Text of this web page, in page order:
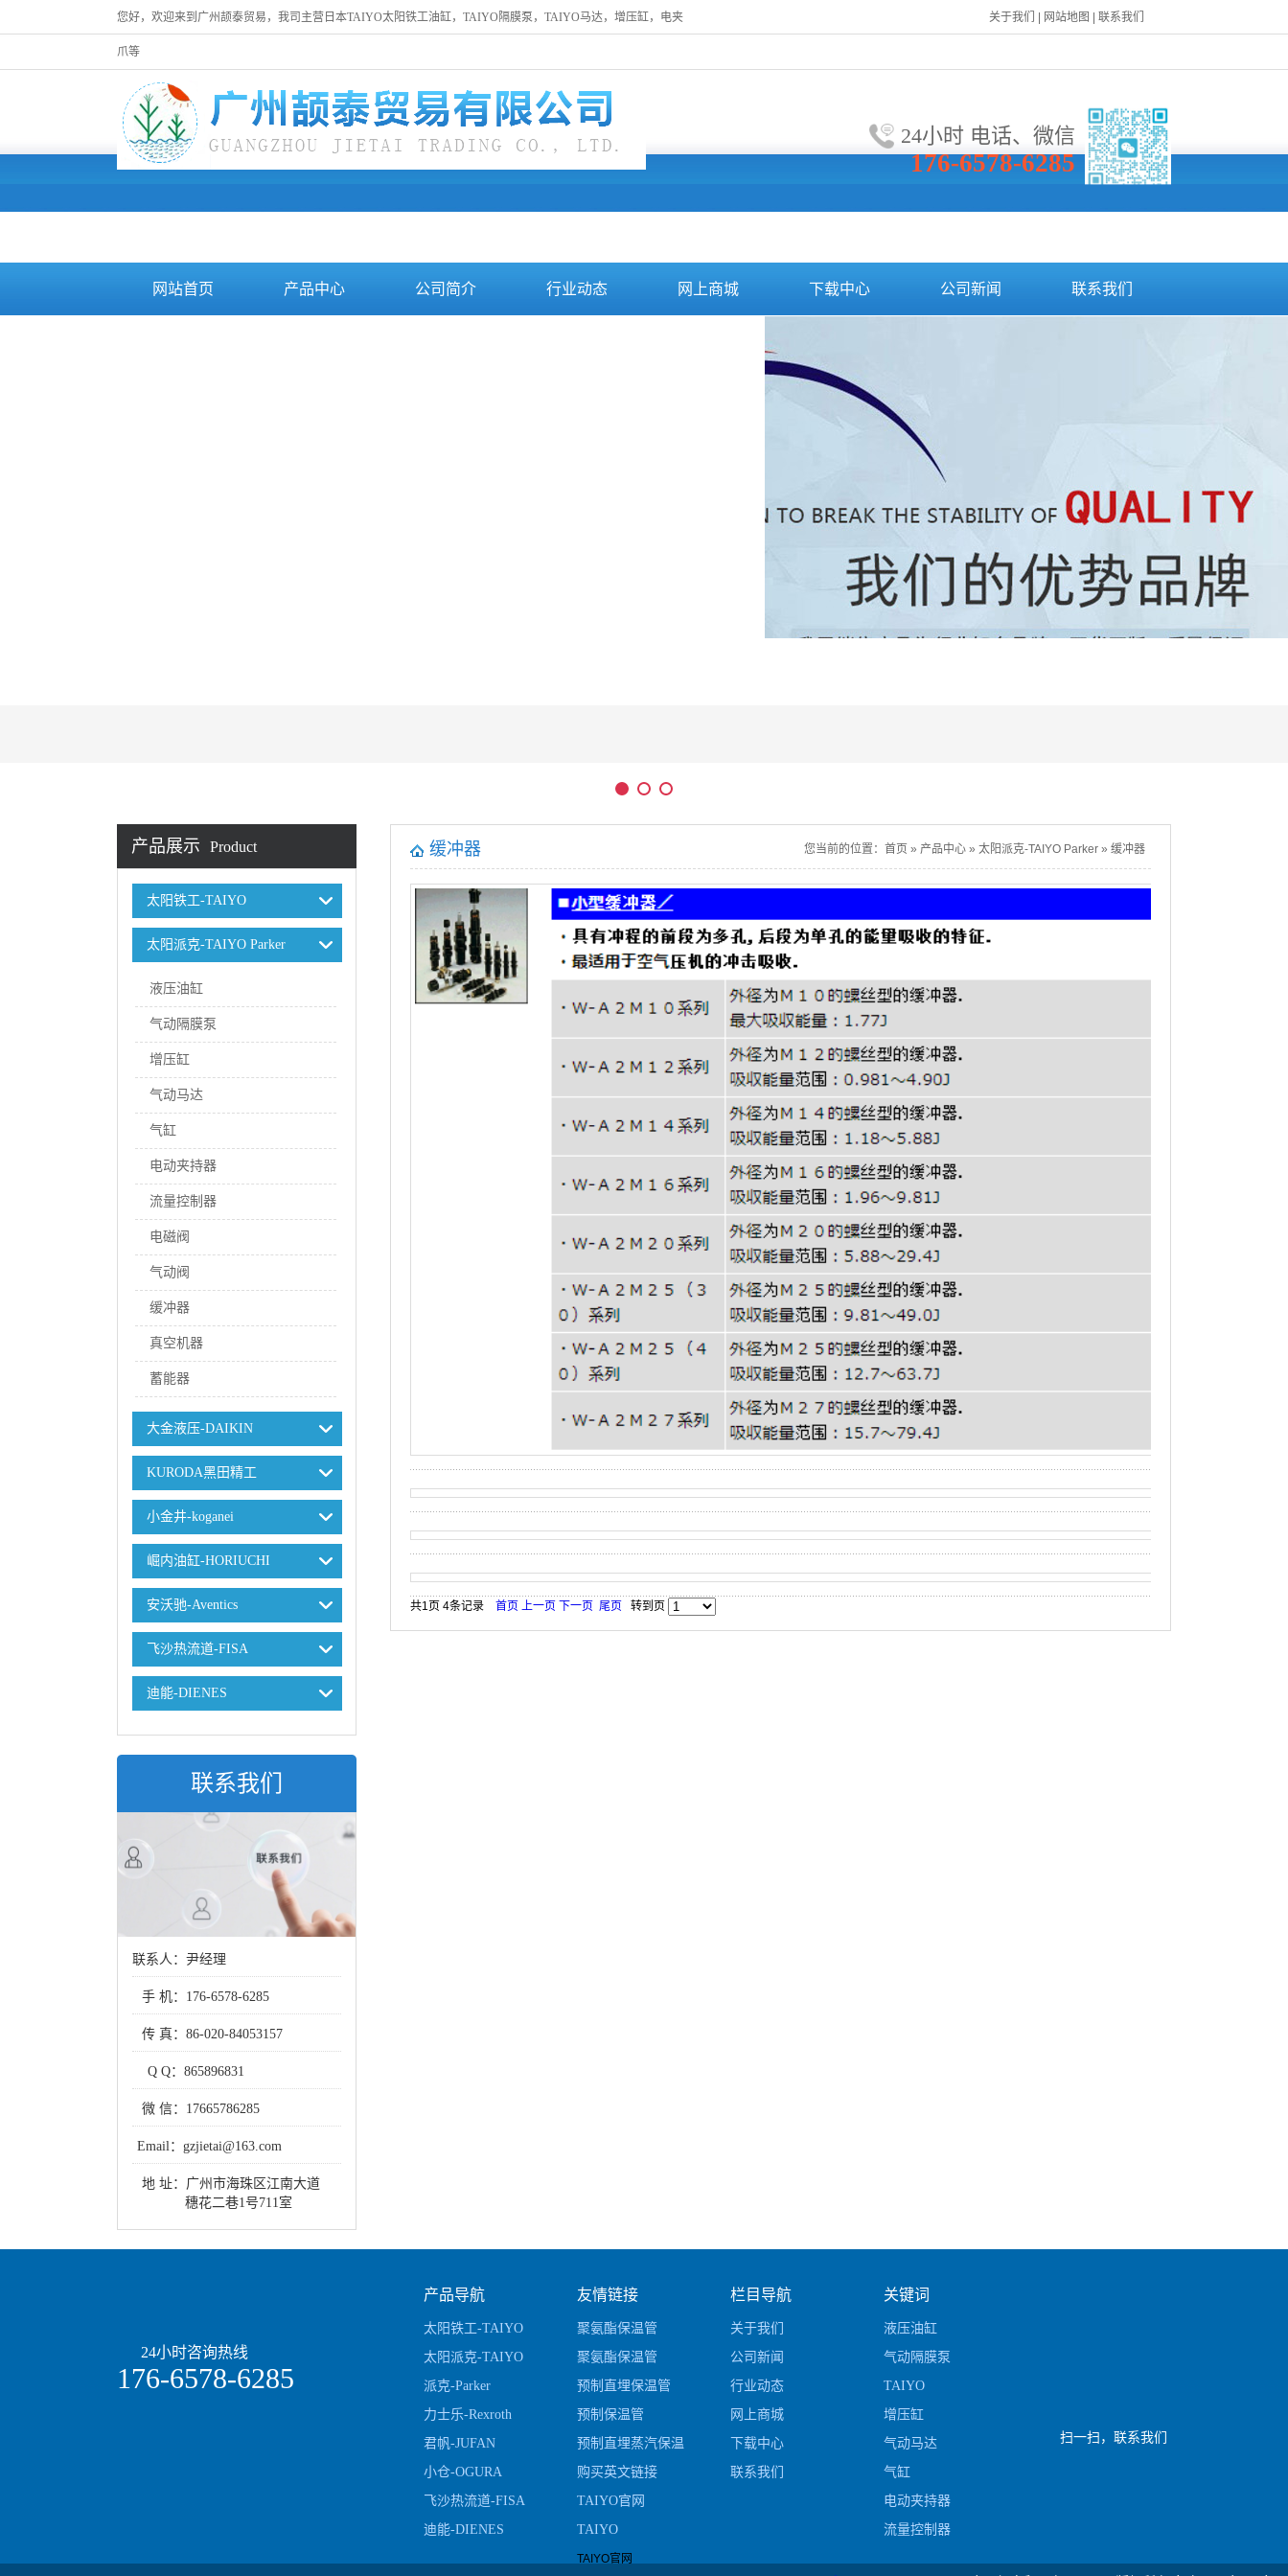
您好，欢迎来到广州颉泰贸易，我司主营日本TAIYO太阳铁工油缸，TAIYO隔膜泵，TAIYO马达，增压缸，电夹
爪等
关于我们 网站地图 联系我们
24小时 电话、微信
176-6578-6285
网站首页 产品中心 公司简介 行业动态 网上商城 下载中心 公司新闻 联系我们
产品展示 Product
太阳铁工-TAIYO
太阳派克-TAIYO Parker
液压油缸
气动隔膜泵
增压缸
气动马达
气缸
电动夹持器
流量控制器
电磁阀
气动阀
缓冲器
真空机器
蓄能器
大金液压-DAIKIN
KURODA黑田精工
小金井-koganei
崛内油缸-HORIUCHI
安沃驰-Aventics
飞沙热流道-FISA
迪能-DIENES
联系我们
联系人：尹经理
手 机： 176-6578-6285
传 真： 86-020-84053157
Q Q： 865896831
微 信： 17665786285
Email： gzjietai@163.com
地 址： 广州市海珠区江南大道
穗花二巷1号711室
缓冲器 您当前的位置： 首页 » 产品中心» 太阳派克-TAIYO Parker» 缓冲器
共1页 4条记录 首页 上一页 下一页 尾页 转到页
24小时咨询热线
176-6578-6285
产品导航
太阳铁工-TAIYO
太阳派克-TAIYO
Parker
派克-Parker
力士乐-Rexroth
君帆-JUFAN
小仓-OGURA
飞沙热流道-FISA
迪能-DIENES
友情链接
聚氨酯保温管
聚氨酯保温管
预制直埋保温管
预制保温管
预制直埋蒸汽保温
管
购买英文链接
TAIYO官网
TAIYO
TAIYO官网
栏目导航
关于我们
公司新闻
行业动态
网上商城
下载中心
联系我们
关键词
液压油缸
气动隔膜泵
TAIYO
增压缸
气动马达
气缸
电动夹持器
流量控制器
扫一扫，联系我们